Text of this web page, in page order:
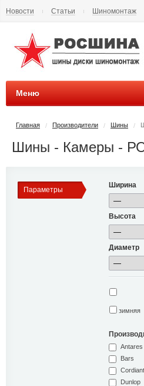
Новости Статьи
Шиномонтаж
Вопросы и ответы
Контакты
Меню
Главная / Производители / Шины /
Параметры
Ширина
Высота
Диаметр
зимняя
Antares
Bars
Cordiant
Dunlop